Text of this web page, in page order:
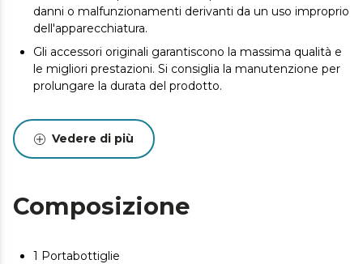
danni o malfunzionamenti derivanti da un uso improprio
dell'apparecchiatura.
Gli accessori originali garantiscono la massima qualità e
le migliori prestazioni. Si consiglia la manutenzione per
prolungare la durata del prodotto.
Vedere di più
Composizione
1 Portabottiglie